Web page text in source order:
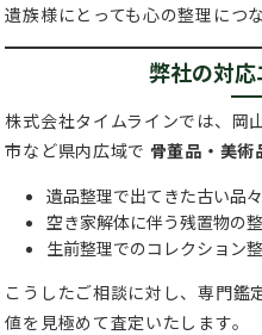
遺族様にとっても心の整理につ
弊社の対
株式会社タイムラインでは、岡
市など県内広域で 骨董品・美術
遺品整理で出てきた古い品々
空き家解体に伴う残置物の
生前整理でのコレクション
こうしたご相談に対し、専門鑑
値を見極めて査定いたします。